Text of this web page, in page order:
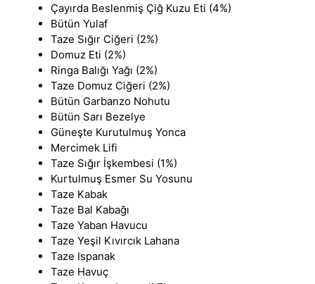
Çayırda Beslenmiş Çiğ Kuzu Eti (4%)
Bütün Yulaf
Taze Sığır Ciğeri (2%)
Domuz Eti (2%)
Ringa Balığı Yağı (2%)
Taze Domuz Ciğeri (2%)
Bütün Garbanzo Nohutu
Bütün Sarı Bezelye
Güneşte Kurutulmuş Yonca
Mercimek Lifi
Taze Sığır İşkembesi (1%)
Kurtulmuş Esmer Su Yosunu
Taze Kabak
Taze Bal Kabağı
Taze Yaban Havucu
Taze Yeşil Kıvırcık Lahana
Taze Ispanak
Taze Havuç